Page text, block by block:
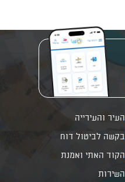
העיר והעירייה
בקשה לביטול דוח
הקוד האתי ואמנת
השירות